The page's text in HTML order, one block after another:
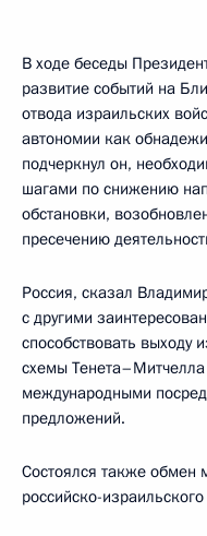
В ходе беседы
развитие событий на
отвода израильских
автономии как
подчеркнул он,
шагами по снижению
обстановки,
пресечению
Россия, сказал
с другими
способствовать выходу
схемы
международными
предложений.
Состоялся также обмен
российско-израильского